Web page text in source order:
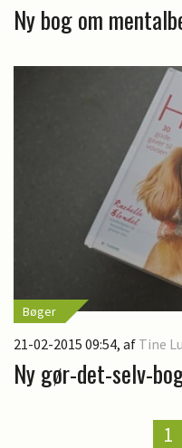
Ny bog om
Bøger
21-02-2015 09:54, af Tine
Ny gør-det-selv-
1